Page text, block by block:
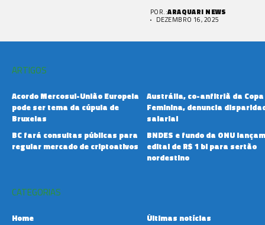
POR.:ARAQUARI NEWS
DEZEMBRO 16, 2025
ARTIGOS
Acordo Mercosul-União Europeia
pode ser tema da cúpula de
Bruxelas
Austrália, co-anfitriã da Copa
Feminina, denuncia
salarial
BC fará consultas públicas para
regular mercado de criptoativos
BNDES e fundo da ONU lançam
edital de R$ 1 bi para sertão
nordestino
CATEGORIAS
Home
Últimas notícias